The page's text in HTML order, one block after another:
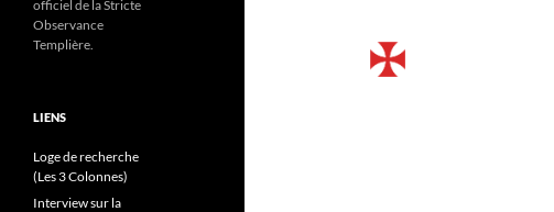
officiel de la Stricte
Observance
Templière.
LIENS
Loge de recherche
(Les 3 Colonnes)
Interview sur la